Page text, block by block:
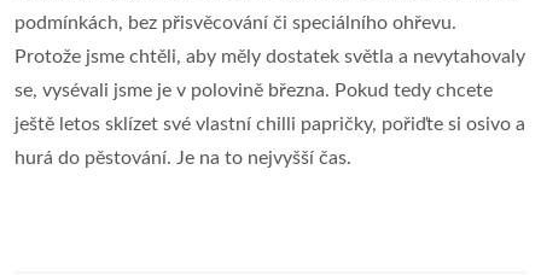
podmínkách, bez přisvěcování či speciálního ohřevu.
Protože jsme chtěli, aby měly dostatek světla a nevytahovaly
se, vysévali jsme je v polovině března. Pokud tedy chcete
ještě letos sklízet své vlastní chilli papričky, pořiďte si osivo a
hurá do pěstování. Je na to nejvyšší čas.